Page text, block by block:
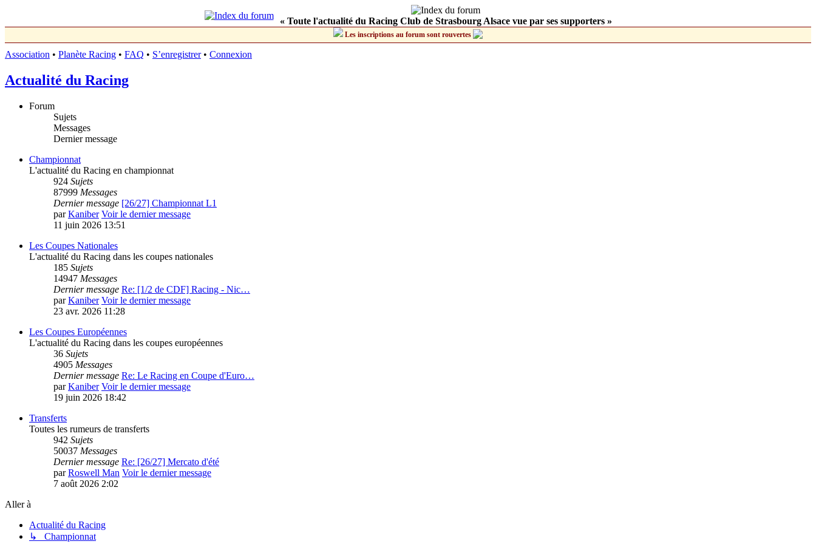
« Toute l'actualité du Racing Club de Strasbourg Alsace vue par ses supporters »
Les inscriptions au forum sont rouvertes
Association • Planète Racing • FAQ • S’enregistrer• Connexion
Actualité du Racing
Forum
Sujets
Messages
Dernier message
Championnat
L'actualité du Racing en championnat
924 Sujets
87999 Messages
Dernier message [26/27] Championnat L1
parKaniber Voir le dernier message
11 juin 2026 13:51
Les Coupes Nationales
L'actualité du Racing dans les coupes nationales
185 Sujets
14947 Messages
Dernier message Re: [1/2 de CDF] Racing - Nic…
parKaniber Voir le dernier message
23 avr. 2026 11:28
Les Coupes Européennes
L'actualité du Racing dans les coupes européennes
36 Sujets
4905 Messages
Dernier message Re: Le Racing en Coupe d'Euro…
parKaniber Voir le dernier message
19 juin 2026 18:42
Transferts
Toutes les rumeurs de transferts
942 Sujets
50037 Messages
Dernier message Re: [26/27] Mercato d'été
parRoswell Man Voir le dernier message
7 août 2026 2:02
Aller à
Actualité du Racing
↳ Championnat